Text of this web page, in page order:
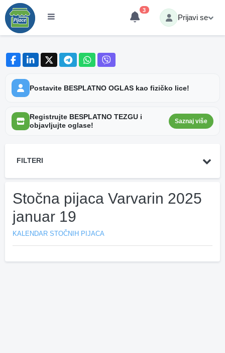
3
Prijavi se
Postavite BESPLATNO OGLAS kao fizičko lice!
Registrujte BESPLATNO TEZGU i
objavljujte oglase!
Saznaj više
FILTERI
Stočna pijaca Varvarin 2025
januar 19
KALENDAR STOČNIH PIJACA